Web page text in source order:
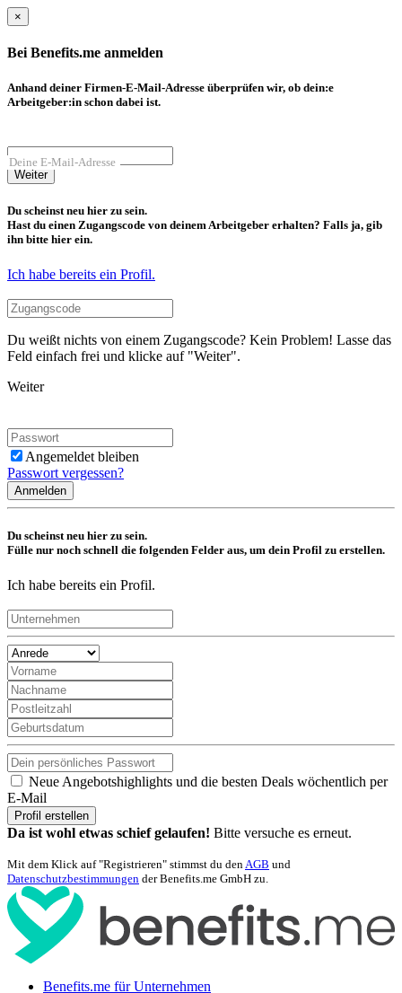
×
Bei Benefits.me anmelden
Anhand deiner Firmen-E-Mail-Adresse überprüfen wir, ob dein:e
Arbeitgeber:in schon dabei ist.
Deine E-Mail-Adresse
Weiter
Du scheinst neu hier zu sein.
Hast du einen Zugangscode von deinem Arbeitgeber erhalten? Falls ja, gib
ihn bitte hier ein.
Ich habe bereits ein Profil.
Du weißt nichts von einem Zugangscode? Kein Problem! Lasse das
Feld einfach frei und klicke auf "Weiter".
Weiter
Angemeldet bleiben
Passwort vergessen?
Anmelden
Du scheinst neu hier zu sein.
Fülle nur noch schnell die folgenden Felder aus, um dein Profil zu erstellen.
Ich habe bereits ein Profil.
Neue Angebotshighlights und die besten Deals wöchentlich per
E-Mail
Profil erstellen
Da ist wohl etwas schief gelaufen! Bitte versuche es erneut.
Mit dem Klick auf "Registrieren" stimmst du denAGB und
Datenschutzbestimmungen der Benefits.me GmbH zu.
Benefits.me für Unternehmen